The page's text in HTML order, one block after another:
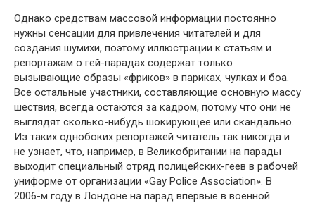
Однако средствам массовой информации постоянно
нужны сенсации для привлечения читателей и для
создания шумихи, поэтому иллюстрации к статьям и
репортажам о гей-парадах содержат только
вызывающие образы «фриков» в париках, чулках и боа.
Все остальные участники, составляющие основную массу
шествия, всегда остаются за кадром, потому что они не
выглядят сколько-нибудь шокирующее или скандально.
Из таких однобоких репортажей читатель так никогда и
не узнает, что, например, в Великобритании на парады
выходит специальный отряд полицейских-геев в рабочей
униформе от организации «Gay Police Association». В
2006-м году в Лондоне на парад впервые в военной